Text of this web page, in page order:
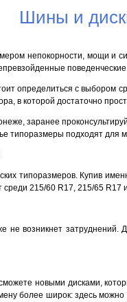
Шины и
непокорности, мощи и
определиться с выбором
в которой достаточно
заранее
типоразмеры подходят для
типоразмеров. Купив
215/60 R17, 215/65 R17
не возникнет
новыми дисками,
более широк: здесь